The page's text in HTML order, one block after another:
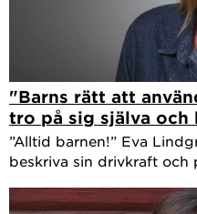
"Barns rätt att
tro på sig själva
”Alltid barnen!” Eva
beskriva sin drivkraft och